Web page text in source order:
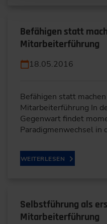
Befähigen statt
Mitarbeiterführung
18.05.2016
Befähigen statt
Mitarbeiterführung In
Gegenwart findet
Paradigmenwechsel in
WEITERLESEN
Selbstführung als
Mitarbeiterführung